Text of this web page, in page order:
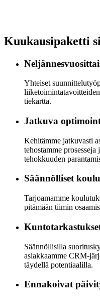
Kuukausipaketti
Yhteiset
tiekartta.
Jatkuva
Kehitämme jatkuvasti
tehostamme
tehokkuuden
Säännölliset
Tarjoamamme
pitämään tiimin
Säännöllisilla
asiakkaamme CRM-
täydellä potentiaalilla.
Ennakoivat